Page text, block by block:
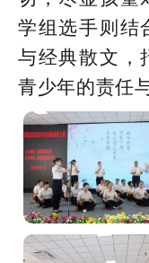
学组选手则结
与经典散文，
青少年的责任